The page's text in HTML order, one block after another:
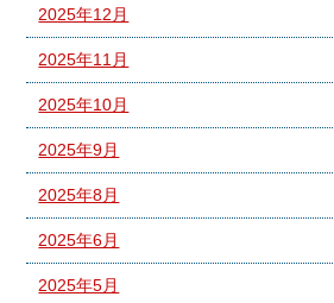
2025年12月
2025年11月
2025年10月
2025年9月
2025年8月
2025年6月
2025年5月